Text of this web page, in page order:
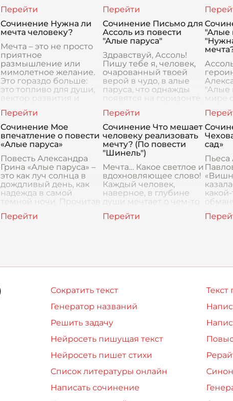
Александром Грином,
которое уже давно
стало символом мечты,
надежды и ро
жизнь. Таким
невероятным
произведением
является повесть "Алые
паруса" Александра
Степан
"Алые
автор
Сочинение Нужна ли
мечта человеку?
Мечта – это не просто
приятное
размышление или
мимолетное желание.
Это гораздо больше:
это топливо для души,
вектор развития и
Человек, лишенный
мечты, подобе
Сочинение Письмо для
Ассоль из повести
"Алые паруса"
Здравствуй, Ассоль!
Пишу тебе я, человек,
очарованный твоей
верой в чудо, в алые
паруса, что однажды
появятся на горизонте,
мир, полный любви и
счастья. Твоя н
"Алые
"Алые
мире
фоне
мечт
Сочинение Мое
впечатление о повести
«Алые паруса»
Повесть Александра
Грина «Алые паруса» –
это как луч солнца в
дождливый день, как
надежда в самой
темной ночи. Прочитав
то очень светлое и
Сочинение Что мешает
человеку реализовать
мечту? (По повести
"Шинель")
Мечта… Какое светлое и
вдохновляющее слово!
Каждый человек,
наверное, в глубине
души мечтает о чем-то
Кто-то грезит о славе и
сад»
Пьеса
Сократить текст
Генератор названий
Решить задачу
Нейросеть пишущая текст
Нейросеть пишет стихи
Список литературы онлайн
Написать сочинение